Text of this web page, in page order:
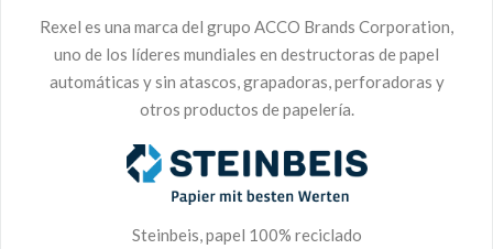
Rexel es una marca del grupo ACCO Brands Corporation,
uno de los líderes mundiales en destructoras de papel
automáticas y sin atascos, grapadoras, perforadoras y
otros productos de papelería.
Steinbeis, papel 100% reciclado